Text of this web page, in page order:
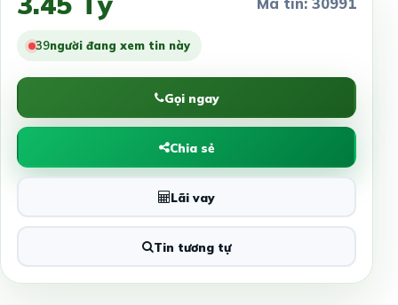
39người đang xem tin này
Gọi ngay
Chia sẻ
Lãi vay
Tin tương tự